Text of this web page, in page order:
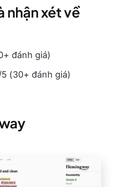
nhận xét về
đánh giá)
(30+ đánh giá)